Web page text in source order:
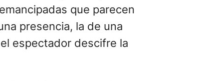
que parecen
presencia, la de una
espectador descifre la